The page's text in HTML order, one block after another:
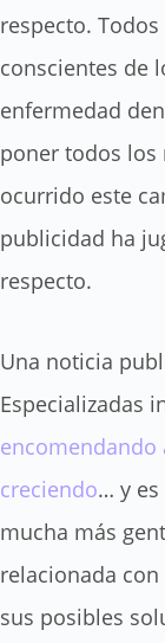
respecto.
conscientes de
enfermedad
poner todos los
ocurrido este
publicidad ha
respecto.
Una noticia
Especializadas
creciendo… y es
mucha más
relacionada
sus posibles